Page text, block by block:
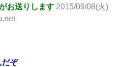
お送りします 2015/09/08(火)
だぞ